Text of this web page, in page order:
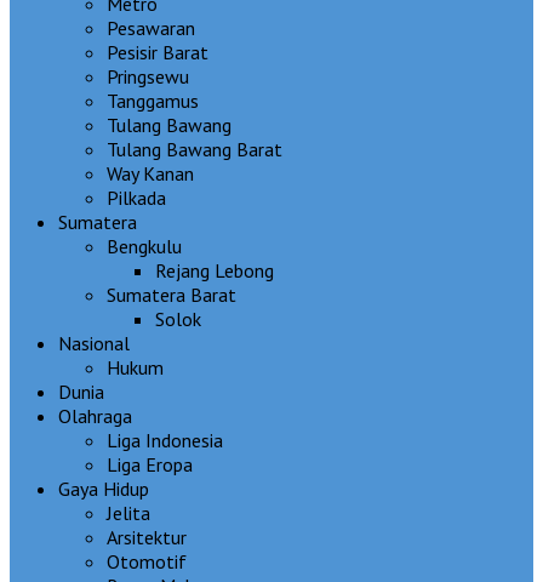
Pesawaran
Pesisir Barat
Pringsewu
Tanggamus
Tulang Bawang
Tulang Bawang Barat
Way Kanan
Pilkada
Sumatera
Bengkulu
Rejang Lebong
Sumatera Barat
Solok
Nasional
Hukum
Dunia
Olahraga
Liga Indonesia
Liga Eropa
Gaya Hidup
Jelita
Arsitektur
Otomotif